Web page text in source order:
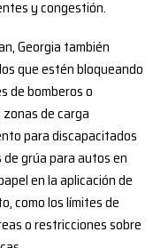
y congestión.
Georgia también
que estén bloqueando
de bomberos o
de carga
para discapacitados
grúa para autos en
en la aplicación de
como los límites de
o restricciones sobre